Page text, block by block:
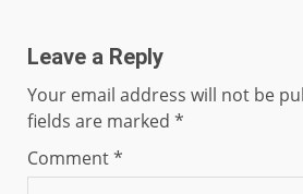
Leave a Reply
Your email address will not be
fields are marked *
Comment*